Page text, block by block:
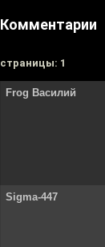
Комментарии
cтраницы: 1
Frog Василий
Sigma-447